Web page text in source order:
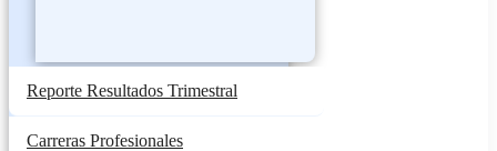
Reporte Resultados Trimestral
Carreras Profesionales